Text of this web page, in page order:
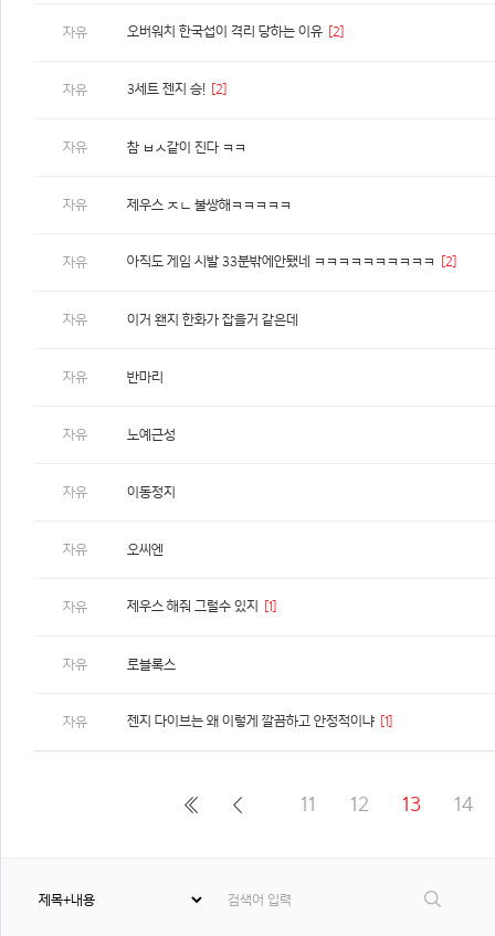
자유 오버워치 한국섭이 격리 당하는 이유 [2]
자유 3세트 젠지 승! [2]
자유 참 ㅂㅅ같이 진다 ㅋㅋ
자유 제우스 ㅈㄴ 불쌍해ㅋㅋㅋㅋㅋ
자유 아직도 게임 시발 33분밖에안됐네 ㅋㅋㅋㅋㅋㅋㅋㅋㅋㅋ [2]
자유 이거 왠지 한화가 잡을거 같은데
자유 반마리
자유 노예근성
자유 이동정지
자유 오씨엔
자유 제우스 해줘 그럴수 있지 [1]
자유 로블록스
자유 젠지 다이브는 왜 이렇게 깔끔하고 안정적이냐 [1]
11 12 13 14